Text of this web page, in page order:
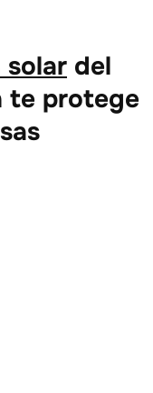
solar del
te protege